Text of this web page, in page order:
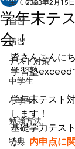
全ての記事
自習
講習
テスト対策
中学生
小学生
勉強方法
特典
学年末テ
会！
2023年2月15日
皆さんこんにち
学習塾exceed
学年末テスト
します！
基礎学力テス
が、 内申点に